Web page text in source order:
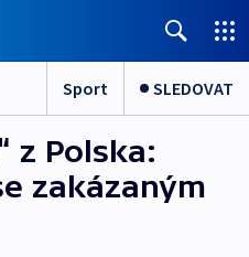
Sport SLEDOVAT
z Polska:
zakázaným